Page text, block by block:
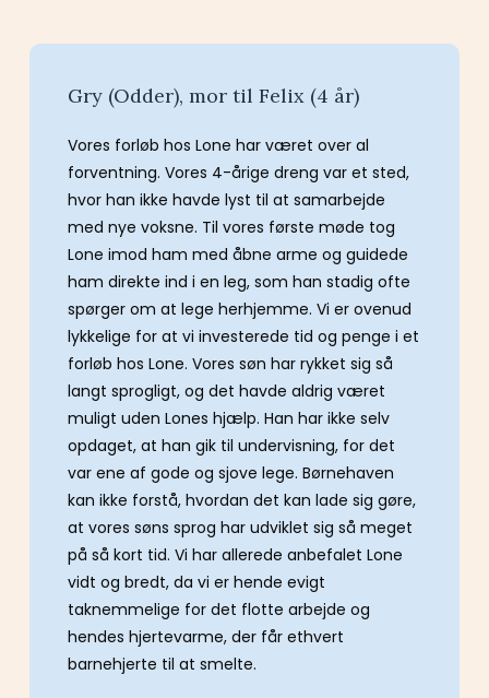
Gry (Odder), mor til Felix (4 år)
Vores forløb hos Lone har været over al
forventning. Vores 4-årige dreng var et sted,
hvor han ikke havde lyst til at samarbejde
med nye voksne. Til vores første møde tog
Lone imod ham med åbne arme og guidede
ham direkte ind i en leg, som han stadig ofte
spørger om at lege herhjemme. Vi er ovenud
lykkelige for at vi investerede tid og penge i et
forløb hos Lone. Vores søn har rykket sig så
langt sprogligt, og det havde aldrig været
muligt uden Lones hjælp. Han har ikke selv
opdaget, at han gik til undervisning, for det
var ene af gode og sjove lege. Børnehaven
kan ikke forstå, hvordan det kan lade sig gøre,
at vores søns sprog har udviklet sig så meget
på så kort tid. Vi har allerede anbefalet Lone
vidt og bredt, da vi er hende evigt
taknemmelige for det flotte arbejde og
hendes hjertevarme, der får ethvert
barnehjerte til at smelte.